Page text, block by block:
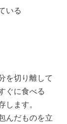
いる
を切り離して
ぐに食べる
します。
んだものを立